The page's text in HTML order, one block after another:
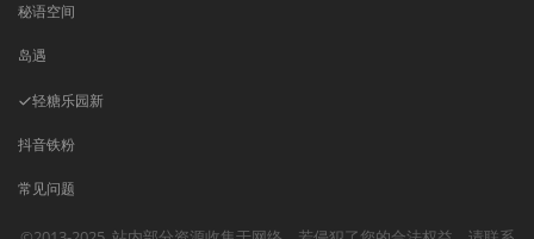
秘语空间
岛遇
轻糖乐园新
抖音铁粉
常见问题